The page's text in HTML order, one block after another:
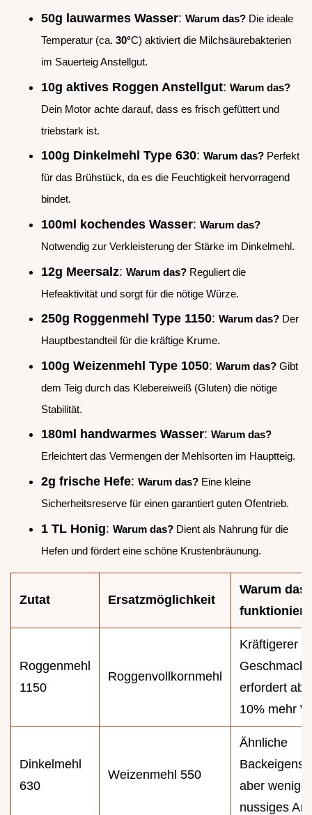
50g lauwarmes Wasser: Warum das? Die ideale
Temperatur (ca. 30°C) aktiviert die Milchsäurebakterien
im Sauerteig Anstellgut.
10g aktives Roggen Anstellgut: Warum das?
Dein Motor achte darauf, dass es frisch gefüttert und
triebstark ist.
100g Dinkelmehl Type 630: Warum das? Perfekt
für das Brühstück, da es die Feuchtigkeit hervorragend
bindet.
100ml kochendes Wasser: Warum das?
Notwendig zur Verkleisterung der Stärke im Dinkelmehl.
12g Meersalz: Warum das? Reguliert die
Hefeaktivität und sorgt für die nötige Würze.
250g Roggenmehl Type 1150: Warum das? Der
Hauptbestandteil für die kräftige Krume.
100g Weizenmehl Type 1050: Warum das? Gibt
dem Teig durch das Klebereiweiß (Gluten) die nötige
Stabilität.
180ml handwarmes Wasser: Warum das?
Erleichtert das Vermengen der Mehlsorten im Hauptteig.
2g frische Hefe: Warum das? Eine kleine
Sicherheitsreserve für einen garantiert guten Ofentrieb.
1 TL Honig: Warum das? Dient als Nahrung für die
Hefen und fördert eine schöne Krustenbräunung.
Zutat Ersatzmöglichkeit
Warum das
funktioniert
Roggenmehl
1150
Roggenvollkornmehl
Kräftigerer
Geschmack,
erfordert
10% mehr
Dinkelmehl
630
Weizenmehl 550
Ähnliche
aber weniger
nussiges